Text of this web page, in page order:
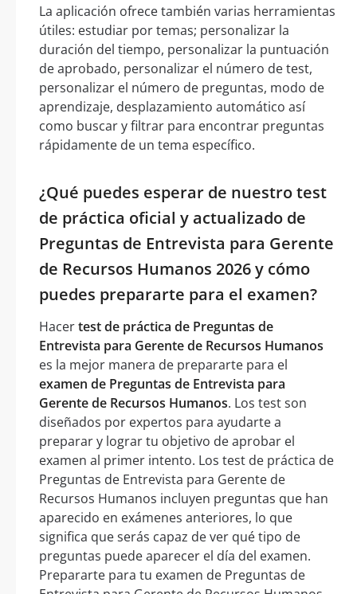
La aplicación ofrece también varias herramientas
útiles: estudiar por temas; personalizar la
duración del tiempo, personalizar la puntuación
de aprobado, personalizar el número de test,
personalizar el número de preguntas, modo de
aprendizaje, desplazamiento automático así
como buscar y filtrar para encontrar preguntas
rápidamente de un tema específico.
¿Qué puedes esperar de nuestro test
de práctica oficial y actualizado de
Preguntas de Entrevista para Gerente
de Recursos Humanos 2026 y cómo
puedes prepararte para el examen?
Hacertest de práctica de Preguntas de
Entrevista para Gerente de Recursos Humanos
es la mejor manera de prepararte para el
examen de Preguntas de Entrevista para
Gerente de Recursos Humanos. Los test son
diseñados por expertos para ayudarte a
preparar y lograr tu objetivo de aprobar el
examen al primer intento. Los test de práctica de
Preguntas de Entrevista para Gerente de
Recursos Humanos incluyen preguntas que han
aparecido en exámenes anteriores, lo que
significa que serás capaz de ver qué tipo de
preguntas puede aparecer el día del examen.
Prepararte para tu examen de Preguntas de